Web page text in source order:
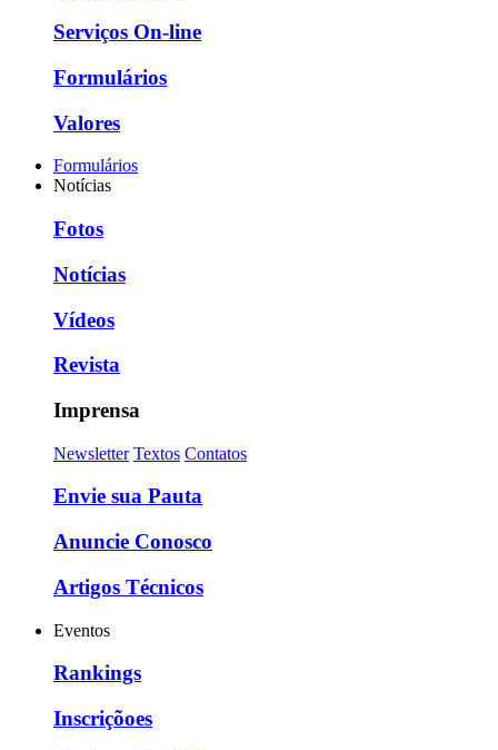
Serviços On-line
Formulários
Valores
Formulários
Notícias
Fotos
Notícias
Vídeos
Revista
Imprensa
Newsletter Textos Contatos
Envie sua Pauta
Anuncie Conosco
Artigos Técnicos
Eventos
Rankings
Inscriçõoes